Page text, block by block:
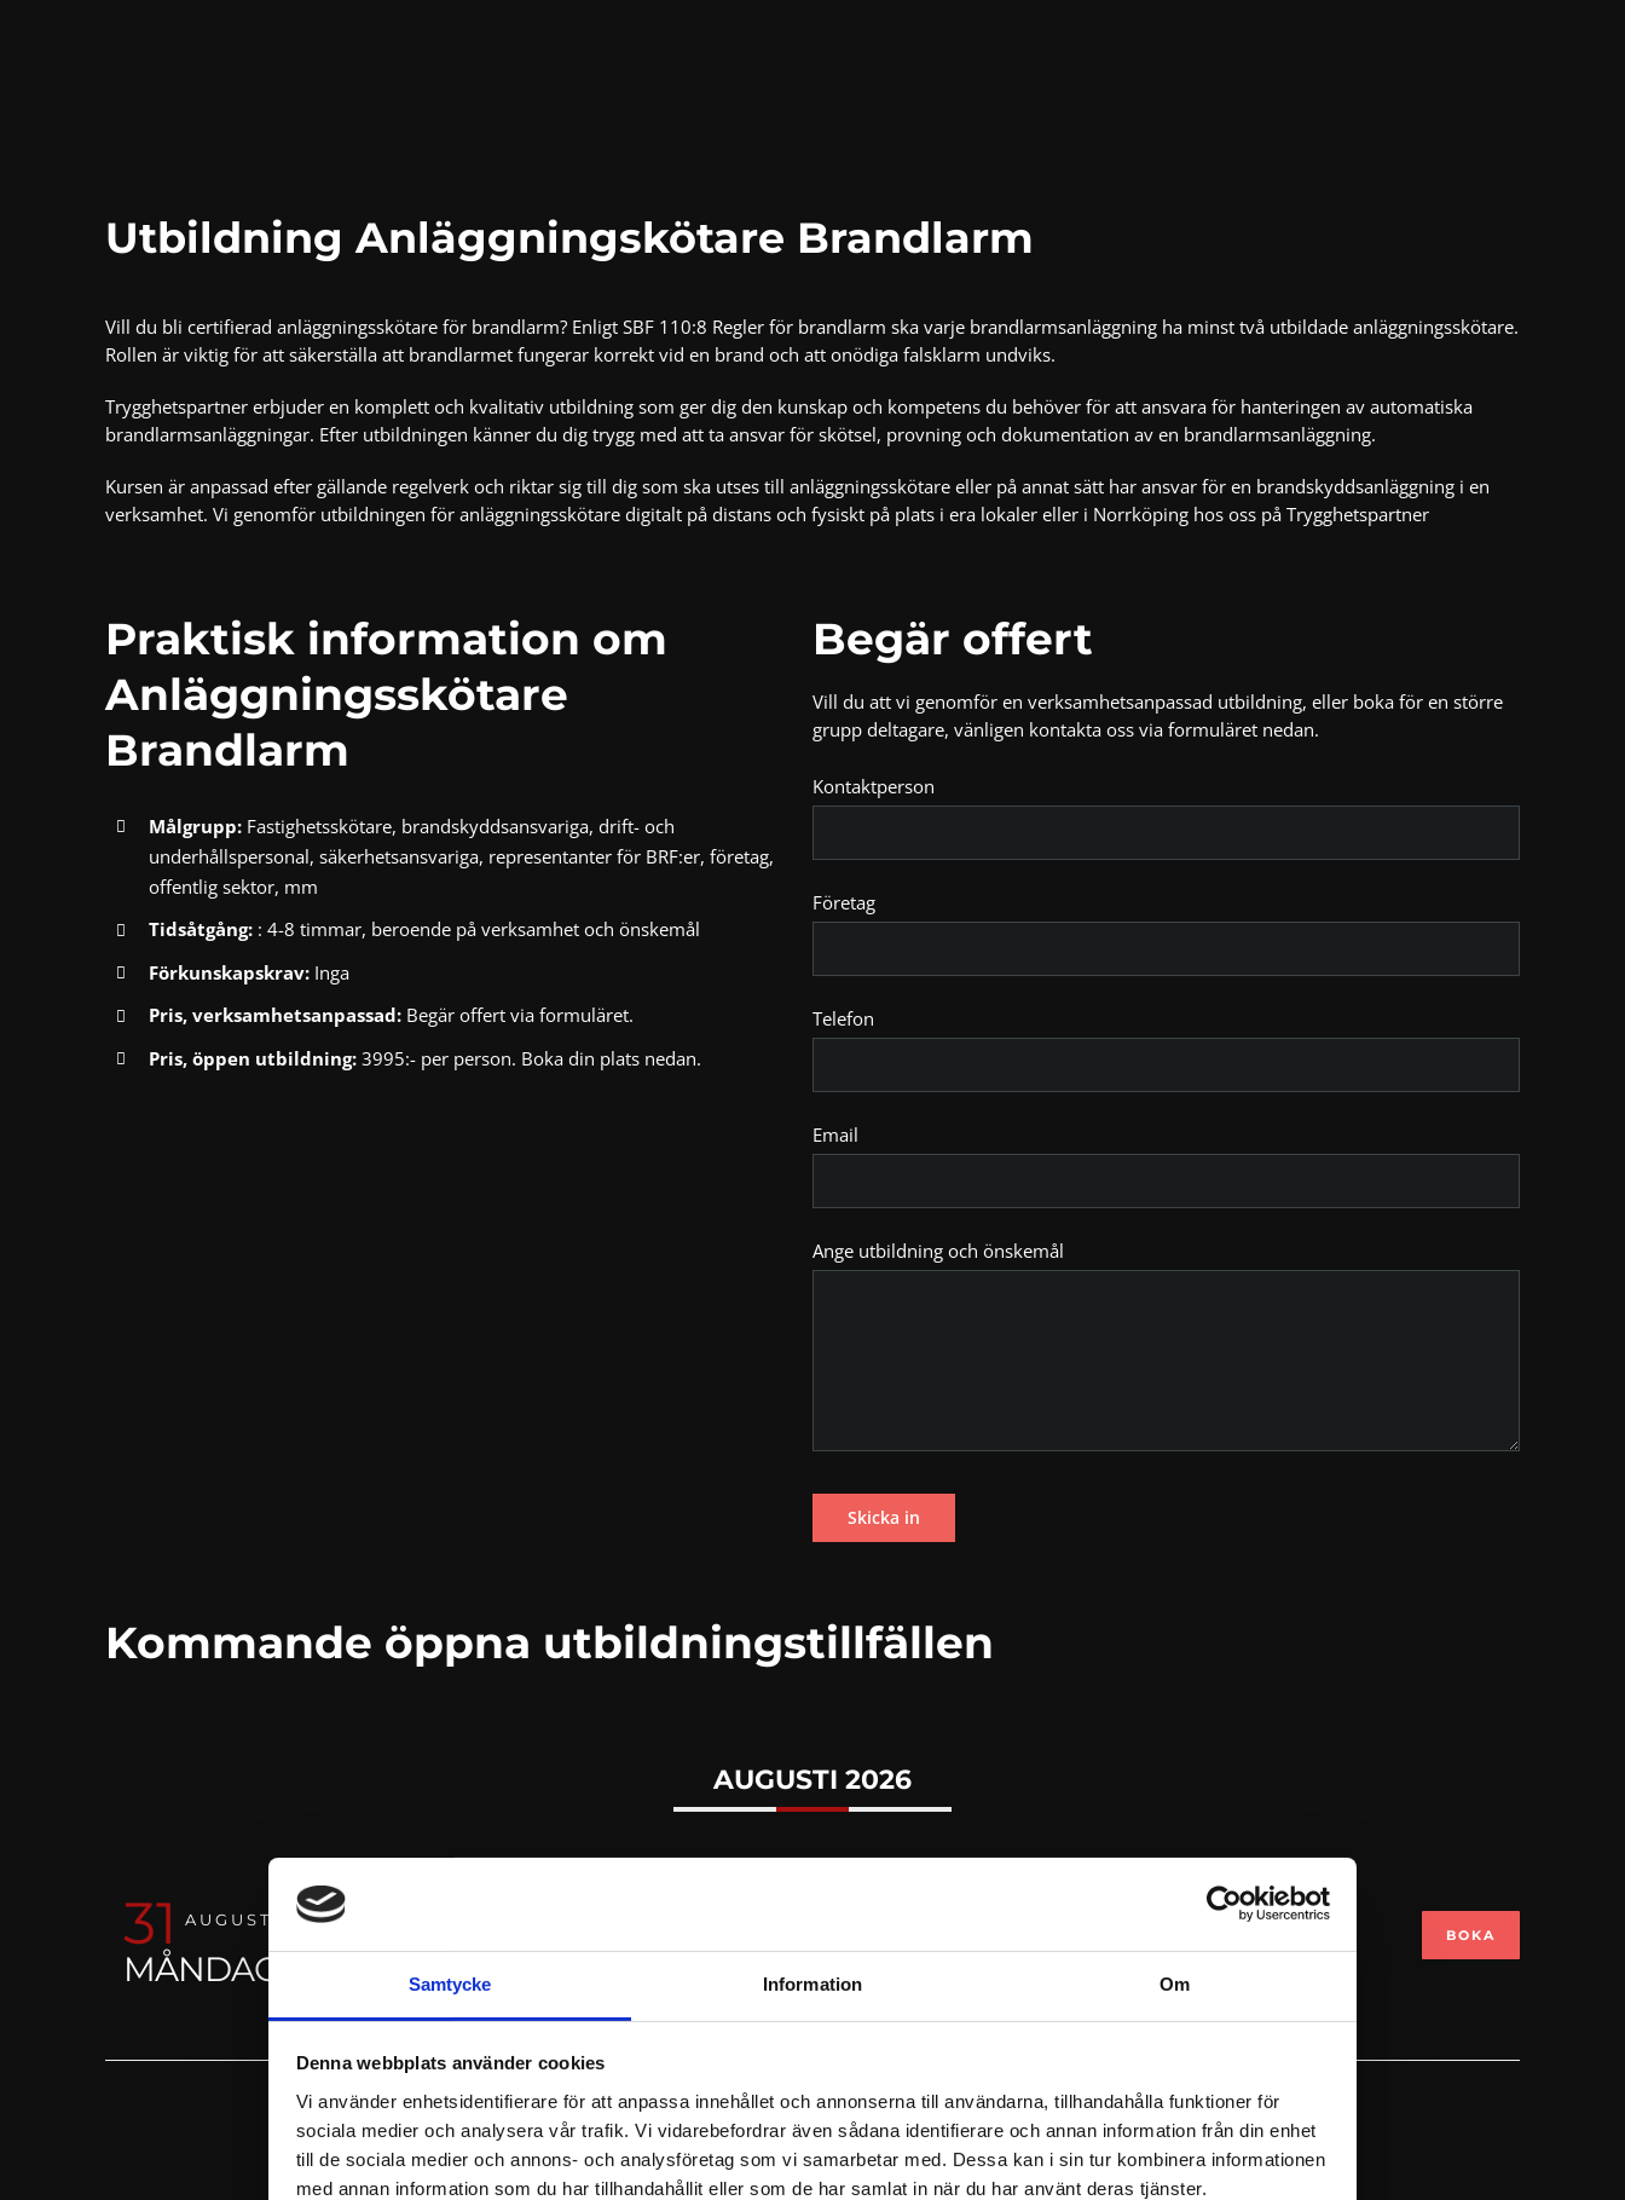
Samtycke Information Om
Denna webbplats använder cookies
Vi använder enhetsidentifierare för att anpassa innehållet och annonserna till användarna, tillhandahålla funktioner för
sociala medier och analysera vår trafik. Vi vidarebefordrar även sådana identifierare och annan information från din enhet
till de sociala medier och annons- och analysföretag som vi samarbetar med. Dessa kan i sin tur kombinera informationen
med annan information som du har tillhandahållit eller som de har samlat in när du har använt deras tjänster.
Utbildning Anläggningskötare Brandlarm
Vill du bli certifierad anläggningsskötare för brandlarm? Enligt SBF 110:8 Regler för brandlarm ska varje brandlarmsanläggning ha minst två utbildade anläggningsskötare.
Rollen är viktig för att säkerställa att brandlarmet fungerar korrekt vid en brand och att onödiga falsklarm undviks.
Trygghetspartner erbjuder en komplett och kvalitativ utbildning som ger dig den kunskap och kompetens du behöver för att ansvara för hanteringen av automatiska
brandlarmsanläggningar. Efter utbildningen känner du dig trygg med att ta ansvar för skötsel, provning och dokumentation av en brandlarmsanläggning.
Kursen är anpassad efter gällande regelverk och riktar sig till dig som ska utses till anläggningsskötare eller på annat sätt har ansvar för en brandskyddsanläggning i en
verksamhet. Vi genomför utbildningen för anläggningsskötare digitalt på distans och fysiskt på plats i era lokaler eller i Norrköping hos oss på Trygghetspartner
Praktisk information om
Anläggningsskötare
Brandlarm
Målgrupp: Fastighetsskötare, brandskyddsansvariga, drift- och
underhållspersonal, säkerhetsansvariga, representanter för BRF:er, företag,
offentlig sektor, mm
Tidsåtgång: : 4-8 timmar, beroende på verksamhet och önskemål
Förkunskapskrav: Inga
Pris, verksamhetsanpassad: Begär offert via formuläret.
Pris, öppen utbildning: 3995:- per person. Boka din plats nedan.
Begär offert
Vill du att vi genomför en verksamhetsanpassad utbildning, eller boka för en större
grupp deltagare, vänligen kontakta oss via formuläret nedan.
Kontaktperson
Företag
Telefon
Email
Ange utbildning och önskemål
Kommande öppna utbildningstillfällen
AUGUSTI 2026
31 AUGUSTI
MÅNDAG
ANLÄGGNINGSSKÖTARE BRANDLARM (DISTANS) – 2026-08-31
BOKA
SEPTEMBER 2026